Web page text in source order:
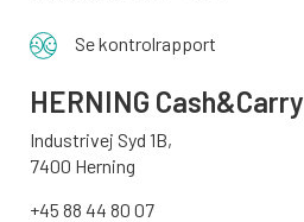
Se kontrolrapport
HERNING Cash&Carry
Industrivej Syd 1B,
7400 Herning
+45 88 44 80 07